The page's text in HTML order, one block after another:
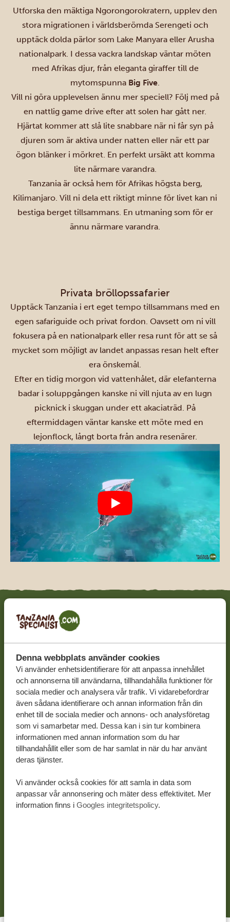
Denna webbplats använder cookies
Vi använder enhetsidentifierare för att anpassa innehållet
och annonserna till användarna, tillhandahålla funktioner för
sociala medier och analysera vår trafik. Vi vidarebefordrar
även sådana identifierare och annan information från din
enhet till de sociala medier och annons- och analysföretag
som vi samarbetar med. Dessa kan i sin tur kombinera
informationen med annan information som du har
tillhandahållit eller som de har samlat in när du har använt
deras tjänster.
Vi använder också cookies för att samla in data som
anpassar vår annonsering och mäter dess effektivitet. Mer
information finns i Googles integritetspolicy.
Utforska den mäktiga Ngorongorokratern, upplev den
stora migrationen i världsberömda Serengeti och
upptäck dolda pärlor som Lake Manyaraeller Arusha
nationalpark. I dessa vackra landskap väntar möten
med Afrikas djur, från eleganta giraffer till de
mytomspunna Big Five.
Vill ni göra upplevelsen ännu mer speciell? Följ med på
en nattlig game drive efter att solen har gått ner.
Hjärtat kommer att slå lite snabbare när ni får syn på
djuren som är aktiva under natten eller när ett par
ögon blänker i mörkret. En perfekt ursäkt att komma
lite närmare varandra.
Tanzania är också hem för Afrikas högsta berg,
Kilimanjaro. Vill ni dela ett riktigt minne för livet kan ni
bestiga berget tillsammans. En utmaning som för er
ännu närmare varandra.
Privata bröllopssafarier
Upptäck Tanzania i ert eget tempo tillsammans med en
egen safariguide och privat fordon. Oavsett om ni vill
fokusera på en nationalpark eller resa runt för att se så
mycket som möjligt av landet anpassas resan helt efter
era önskemål.
Efter en tidig morgon vid vattenhålet, där elefanterna
badar i soluppgången kanske ni vill njuta av en lugn
picknick i skuggan under ett akaciaträd. På
eftermiddagen väntar kanske ett möte med en
lejonflock, långt borta från andra resenärer.
Safari och strand – en
oslagbar kombination
När ni tillbringar er smekmånad i Tanzania bör Zanzibar
eller någon av de paradisliknande öarna finnas med i
planerna! Efter en safari fylld av vilda djur och stora
upplevelser är det dags att upptäcka en annan sida av
landet.
Fortsätt resan tillZanzibareller öar som Pemba,
Mnembaeller
svajande palmer, promenera längs kritvita stränder och
ta ett dopp i det turkosa Indiska oceanen.